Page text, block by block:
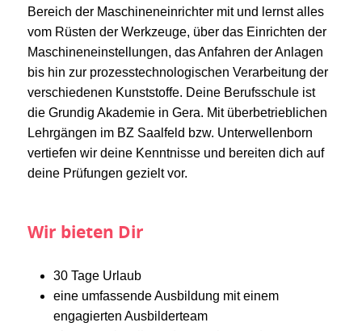
Bereich der Maschineneinrichter mit und lernst alles
vom Rüsten der Werkzeuge, über das Einrichten der
Maschineneinstellungen, das Anfahren der Anlagen
bis hin zur prozesstechnologischen Verarbeitung der
verschiedenen Kunststoffe. Deine Berufsschule ist
die Grundig Akademie in Gera. Mit überbetrieblichen
Lehrgängen im BZ Saalfeld bzw. Unterwellenborn
vertiefen wir deine Kenntnisse und bereiten dich auf
deine Prüfungen gezielt vor.
Wir bieten Dir
30 Tage Urlaub
eine umfassende Ausbildung mit einem
engagierten Ausbilderteam